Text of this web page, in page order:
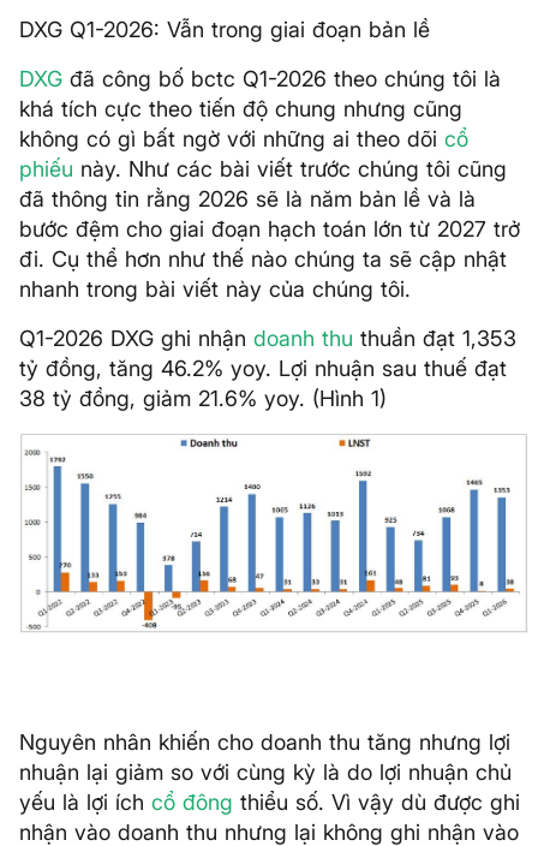
DXG Q1-2026: Vẫn trong giai đoạn bản lề
DXG đã công bố bctc Q1-2026 theo chúng tôi là
khá tích cực theo tiến độ chung nhưng cũng
không có gì bất ngờ với những ai theo dõi cổ
phiếu này. Như các bài viết trước chúng tôi cũng
đã thông tin rằng 2026 sẽ là năm bản lề và là
bước đệm cho giai đoạn hạch toán lớn từ 2027 trở
đi. Cụ thể hơn như thế nào chúng ta sẽ cập nhật
nhanh trong bài viết này của chúng tôi.
Q1-2026 DXG ghi nhận doanh thu thuần đạt 1,353
tỷ đồng, tăng 46.2% yoy. Lợi nhuận sau thuế đạt
38 tỷ đồng, giảm 21.6% yoy. (Hình 1)
Nguyên nhân khiến cho doanh thu tăng nhưng lợi
nhuận lại giảm so với cùng kỳ là do lợi nhuận chủ
yếu là lợi ích cổ đông thiểu số. Vì vậy dù được ghi
nhận vào doanh thu nhưng lại không ghi nhận vào